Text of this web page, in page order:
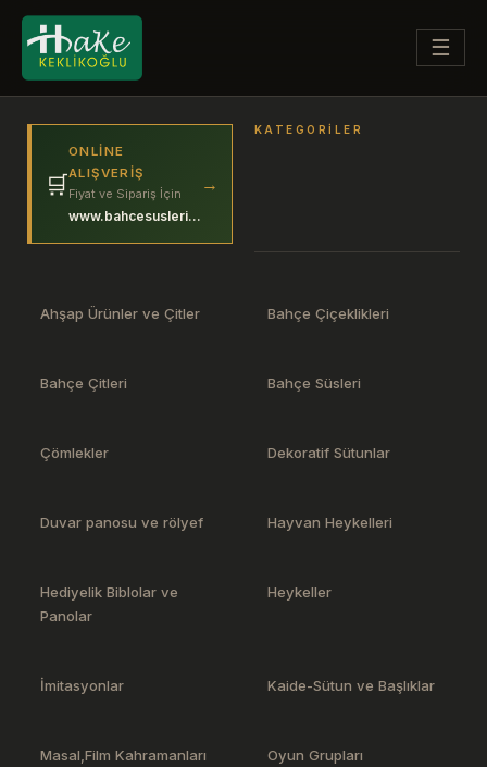
☰
🛒
ONLINE
ALIŞVERIŞ
Fiyat ve Sipariş İçin
www.bahcesuslerim.com
→
KATEGORILER
Ahşap Ürünler ve Çitler Bahçe Çiçeklikleri
Bahçe Çitleri Bahçe Süsleri
Çömlekler Dekoratif Sütunlar
Duvar panosu ve rölyef Hayvan Heykelleri
Hediyelik Biblolar ve
Panolar
Heykeller
İmitasyonlar Kaide-Sütun ve Başlıklar
Masal,Film Kahramanları Oyun Grupları